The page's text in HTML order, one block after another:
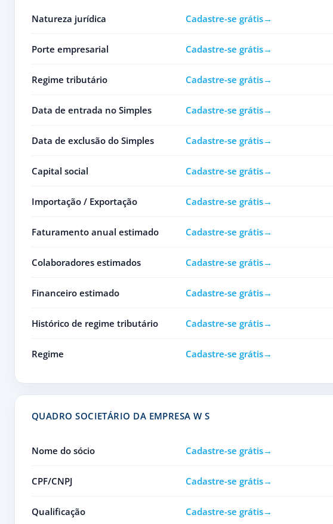
Natureza jurídica Cadastre-se grátis
Porte empresarial Cadastre-se grátis
Regime tributário Cadastre-se grátis
Data de entrada no Simples Cadastre-se grátis
Data de exclusão do Simples Cadastre-se grátis
Capital social Cadastre-se grátis
Importação / Exportação Cadastre-se grátis
Faturamento anual estimado Cadastre-se grátis
Colaboradores estimados Cadastre-se grátis
Financeiro estimado Cadastre-se grátis
Histórico de regime tributário Cadastre-se grátis
Regime Cadastre-se grátis
QUADRO SOCIETÁRIO DA EMPRESA W S
Nome do sócio Cadastre-se grátis
CPF/CNPJ Cadastre-se grátis
Qualificação Cadastre-se grátis